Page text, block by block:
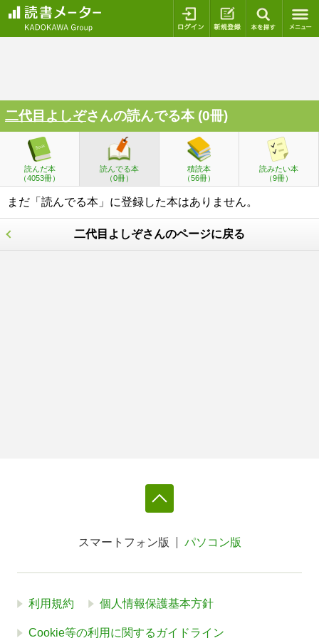
ログイン 新規登録
二代目よしぞさんの読んでる本 (0冊)
読んだ本
（4053冊）
読んでる本
（0冊）
積読本
（56冊）
読みたい本
（9冊）
まだ「読んでる本」に登録した本はありません。
二代目よしぞさんのページに戻る
スマートフォン版 パソコン版
利用規約 個人情報保護基本方針
Cookie等の利用に関するガイドライン